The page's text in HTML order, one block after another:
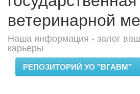
ветеринарной
Наша информация - залог
карьеры
РЕПОЗИТОРИЙ УО "ВГАВМ"